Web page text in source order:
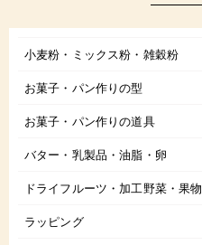
小麦粉・ミックス粉・雑穀粉
お菓子・パン作りの型
お菓子・パン作りの道具
バター・乳製品・油脂・卵
ドライフルーツ・加工野菜・果物
ラッピング